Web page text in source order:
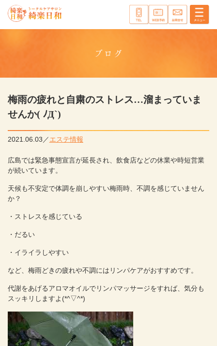
ブログ
梅雨の疲れと自粛のストレス…溜まっていま
せんか( ﾉД`)
2021.06.03 エステ情報
広島では緊急事態宣言が延長され、飲食店などの休業や時短営業
が続いています。
天候も不安定で体調を崩しやすい梅雨時、不調を感じていません
か？
・ストレスを感じている
・だるい
・イライラしやすい
など、梅雨どきの疲れや不調にはリンパケアがおすすめです。
代謝をあげるアロマオイルでリンパマッサージをすれば、気分も
スッキリしますよ(*^▽^*)